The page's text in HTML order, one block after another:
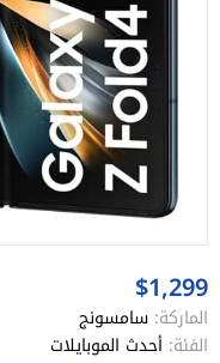
$1,299
الماركة: سامسونج
الفئة: أحدث الموبايلات